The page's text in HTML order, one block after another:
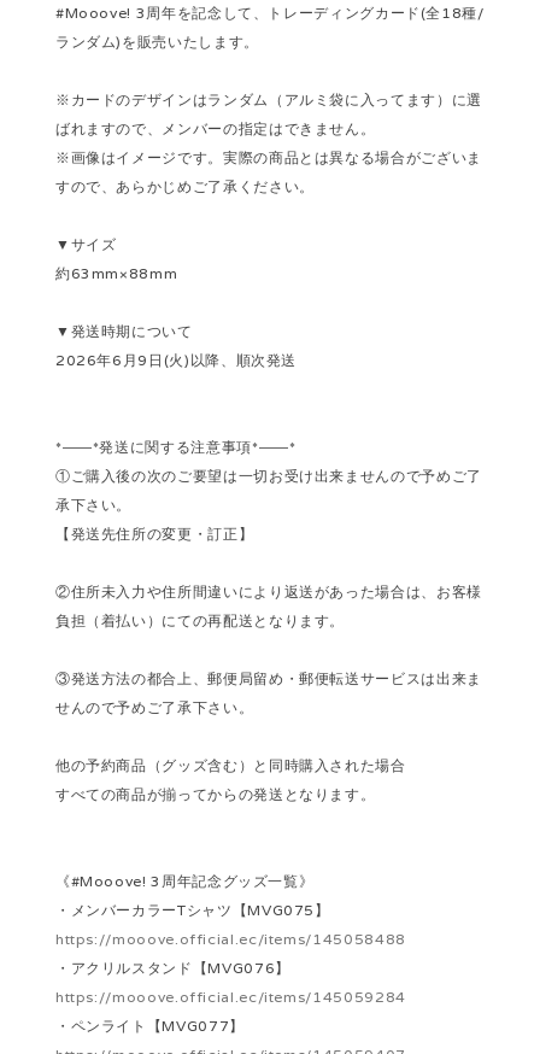
#Mooove! 3周年を記念して、トレーディングカード(全18種/
ランダム)を販売いたします。
※カードのデザインはランダム（アルミ袋に入ってます）に選
ばれますので、メンバーの指定はできません。
※画像はイメージです。実際の商品とは異なる場合がございま
すので、あらかじめご了承ください。
▼サイズ
約63mm×88mm
▼発送時期について
2026年6月9日(火)以降、順次発送
*――*発送に関する注意事項*――*
①ご購入後の次のご要望は一切お受け出来ませんので予めご了
承下さい。
【発送先住所の変更・訂正】
②住所未入力や住所間違いにより返送があった場合は、お客様
負担（着払い）にての再配送となります。
③発送方法の都合上、郵便局留め・郵便転送サービスは出来ま
せんので予めご了承下さい。
他の予約商品（グッズ含む）と同時購入された場合
すべての商品が揃ってからの発送となります。
《#Mooove! 3周年記念グッズ一覧》
・メンバーカラーTシャツ【MVG075】
https://mooove.official.ec/items/145058488
・アクリルスタンド【MVG076】
https://mooove.official.ec/items/145059284
・ペンライト【MVG077】